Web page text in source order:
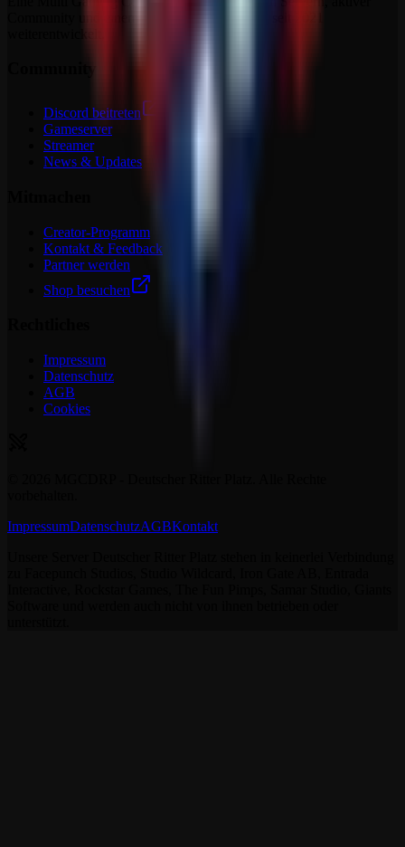
Discord beitreten
Gameserver
Streamer
News & Updates
Creator-Programm
Kontakt & Feedback
Partner werden
Shop besuchen
Impressum
Datenschutz
AGB
Cookies
ImpressumDatenschutzAGBKontakt